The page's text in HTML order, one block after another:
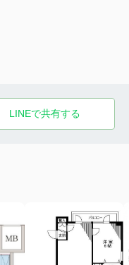
LINEで共有する